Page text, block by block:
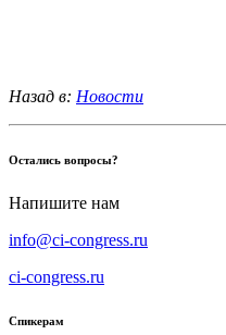
Назад в: Новости
Остались вопросы?
Напишите нам
info@ci-congress.ru
ci-congress.ru
Спикерам